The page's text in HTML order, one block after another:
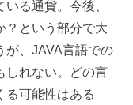
る通貨。今後、
？という部分で大
が、JAVA言語での
しれない。どの言
る可能性はある